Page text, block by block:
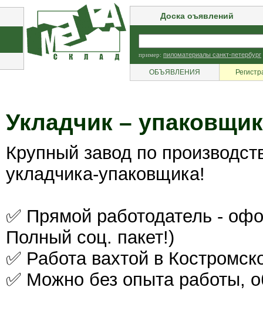
Доска оъявлений
пример: пиломатериалы санкт-петербург
ОБЪЯВЛЕНИЯ
Укладчик – упаковщик
Крупный завод по
укладчика-упаковщика!
✅ Прямой работодатель -
Полный соц. пакет!)
✅ Работа вахтой в
✅ Можно без опыта работы,